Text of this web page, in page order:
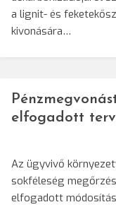
a lignit- és
kivonására…
elfogadott
Az ügyvivő
sokféleség
elfogadott